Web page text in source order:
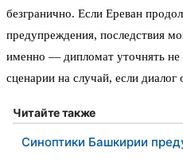
безгранично. Если Ереван
предупреждения, последствия
именно — дипломат уточнять
сценарии на случай, если диалог
Читайте также
Синоптики Башкирии